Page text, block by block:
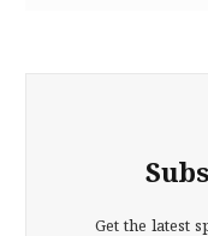
Get the latest